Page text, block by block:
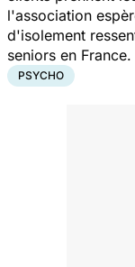
l'association
d'isolement
seniors en France.
PSYCHO